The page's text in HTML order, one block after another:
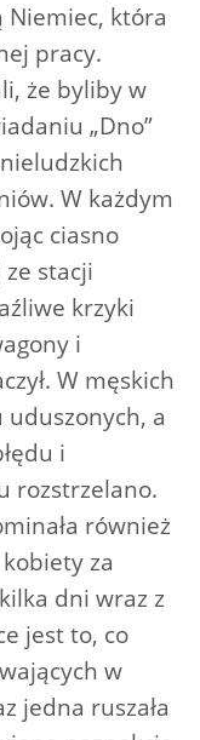
Niemiec, która
pracy.
że byliby w
„Dno”
W każdym
ciasno
stacji
krzyki
i
W męskich
uduszonych, a
i
rozstrzelano.
również
za
dni wraz z
jest to, co
w
jedna ruszała